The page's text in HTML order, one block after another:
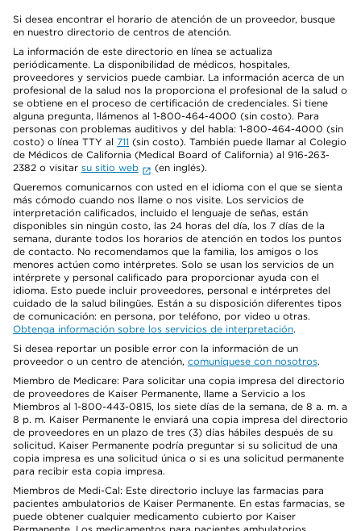
Si desea encontrar el horario de atención de un proveedor, busque
en nuestro directorio de centros de atención.
La información de este directorio en línea se actualiza
periódicamente. La disponibilidad de médicos, hospitales,
proveedores y servicios puede cambiar. La información acerca de un
profesional de la salud nos la proporciona el profesional de la salud o
se obtiene en el proceso de certificación de credenciales. Si tiene
alguna pregunta, llámenos al 1-800-464-4000 (sin costo). Para
personas con problemas auditivos y del habla: 1-800-464-4000 (sin
costo) o línea TTY al 711 (sin costo). También puede llamar al Colegio
de Médicos de California (Medical Board of California) al 916-263-
2382 o visitar su sitio web
(en inglés).
Queremos comunicarnos con usted en el idioma con el que se sienta
más cómodo cuando nos llame o nos visite. Los servicios de
interpretación calificados, incluido el lenguaje de señas, están
disponibles sin ningún costo, las 24 horas del día, los 7 días de la
semana, durante todos los horarios de atención en todos los puntos
de contacto. No recomendamos que la familia, los amigos o los
menores actúen como intérpretes. Solo se usan los servicios de un
intérprete y personal calificado para proporcionar ayuda con el
idioma. Esto puede incluir proveedores, personal e intérpretes del
cuidado de la salud bilingües. Están a su disposición diferentes tipos
de comunicación: en persona, por teléfono, por video u otras.
Obtenga información sobre los servicios de interpretación.
Si desea reportar un posible error con la información de un
proveedor o un centro de atención, comuníquese con nosotros.
Miembro de Medicare: Para solicitar una copia impresa del directorio
de proveedores de Kaiser Permanente, llame a Servicio a los
Miembros al 1-800-443-0815, los siete días de la semana, de 8 a. m. a
8 p. m. Kaiser Permanente le enviará una copia impresa del directorio
de proveedores en un plazo de tres (3) días hábiles después de su
solicitud. Kaiser Permanente podría preguntar si su solicitud de una
copia impresa es una solicitud única o si es una solicitud permanente
para recibir esta copia impresa.
Miembros de Medi-Cal: Este directorio incluye las farmacias para
pacientes ambulatorios de Kaiser Permanente. En estas farmacias, se
puede obtener cualquier medicamento cubierto por Kaiser